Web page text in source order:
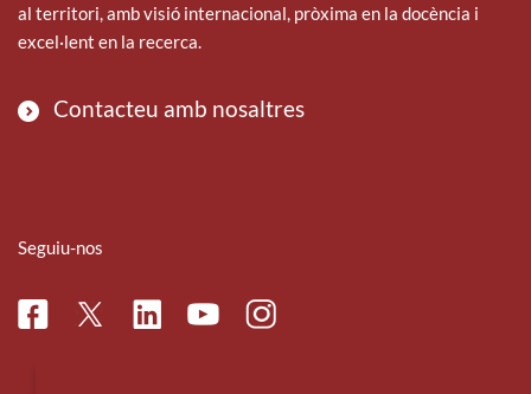
al territori, amb visió internacional, pròxima en la docència i
excel·lent en la recerca.
Contacteu amb nosaltres
Seguiu-nos
FacebookTwitterLinkedinYoutubeInstagram